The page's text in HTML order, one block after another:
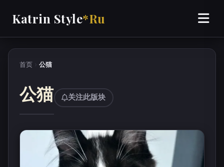
Katrin Style*Ru
首页 公猫
公猫 关注此版块